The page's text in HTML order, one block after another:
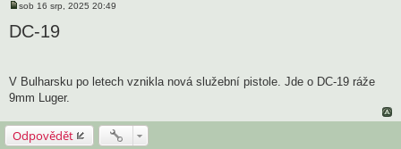
ř
í
v
e
k
sob 16 srp, 2025 20:49
DC-19
V Bulharsku po letech vznikla nová služební pistole. Jde o DC-19 ráže
9mm Luger.
Odpovědět